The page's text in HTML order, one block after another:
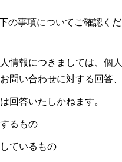
の事項についてご確認くだ
情報につきましては、個
問い合わせに対する回答
回答いたしかねます。
るもの
ているもの